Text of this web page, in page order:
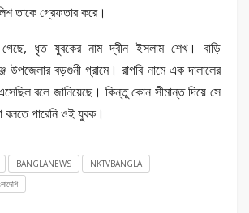
তাকে গ্রেফতার করে।
ধৃত যুবকের নাম দ্বীন ইসলাম শেখ। বাড়ি
উপজেলার বড়গুনী গ্রামে। রাগবি নামে এক দালালের
বলে জানিয়েছে। কিন্তু কোন সীমান্ত দিয়ে সে
বলতে পারেনি ওই যুবক।
BANGLANEWS
NKTVBANGLA